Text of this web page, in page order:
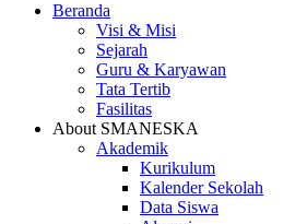
Beranda
Visi & Misi
Sejarah
Guru & Karyawan
Tata Tertib
Fasilitas
About SMANESKA
Akademik
Kurikulum
Kalender Sekolah
Data Siswa